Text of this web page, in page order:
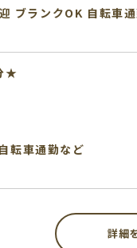
ブランクOK 自転車
★
転車通勤など
詳細